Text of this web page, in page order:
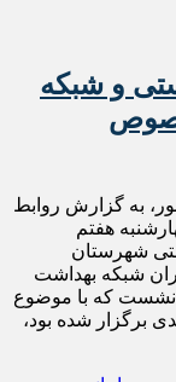
و شبکه
به گزارش روابط
هفتم
شهرستان
شبکه بهداشت
نشست که با موضوع
برگزار شده بود،